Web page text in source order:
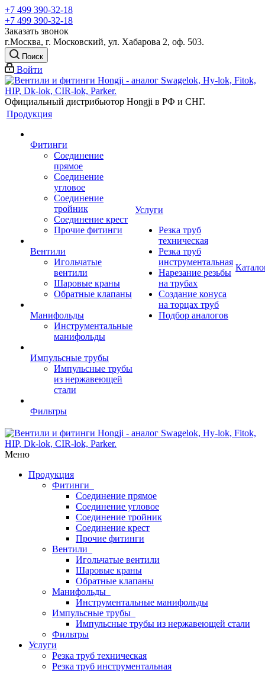
+7 499 390-32-18
+7 499 390-32-18
Заказать звонок
г.Москва, г. Московский, ул. Хабарова 2, оф. 503.
Поиск
Войти
Официальный дистрибьютор Hongji в РФ и СНГ.
Продукция
Фитинги
Соединение
прямое
Соединение
угловое
Соединение
тройник
Соединение крест
Прочие фитинги
Вентили
Игольчатые
вентили
Шаровые краны
Обратные клапаны
Манифольды
Инструментальные
манифольды
Импульсные трубы
Импульсные трубы
из нержавеющей
стали
Фильтры
Услуги
Резка труб
техническая
Резка труб
инструментальная
Нарезание резьбы
на трубах
Создание конуса
на торцах труб
Подбор аналогов
Меню
Продукция
Фитинги
Соединение прямое
Соединение угловое
Соединение тройник
Соединение крест
Прочие фитинги
Вентили
Игольчатые вентили
Шаровые краны
Обратные клапаны
Манифольды
Инструментальные манифольды
Импульсные трубы
Импульсные трубы из нержавеющей стали
Фильтры
Услуги
Резка труб техническая
Резка труб инструментальная